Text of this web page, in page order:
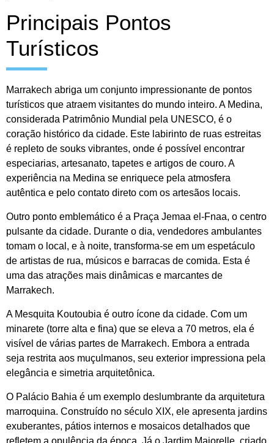
Principais Pontos
Turísticos
Marrakech abriga um conjunto impressionante de pontos
turísticos que atraem visitantes do mundo inteiro. A Medina,
considerada Patrimônio Mundial pela UNESCO, é o
coração histórico da cidade. Este labirinto de ruas estreitas
é repleto de souks vibrantes, onde é possível encontrar
especiarias, artesanato, tapetes e artigos de couro. A
experiência na Medina se enriquece pela atmosfera
autêntica e pelo contato direto com os artesãos locais.
Outro ponto emblemático é a Praça Jemaa el-Fnaa, o centro
pulsante da cidade. Durante o dia, vendedores ambulantes
tomam o local, e à noite, transforma-se em um espetáculo
de artistas de rua, músicos e barracas de comida. Esta é
uma das atrações mais dinâmicas e marcantes de
Marrakech.
A Mesquita Koutoubia é outro ícone da cidade. Com um
minarete (torre alta e fina) que se eleva a 70 metros, ela é
visível de várias partes de Marrakech. Embora a entrada
seja restrita aos muçulmanos, seu exterior impressiona pela
elegância e simetria arquitetônica.
O Palácio Bahia é um exemplo deslumbrante da arquitetura
marroquina. Construído no século XIX, ele apresenta jardins
exuberantes, pátios internos e mosaicos detalhados que
refletem a opulência da época. Já o Jardim Majorelle, criado